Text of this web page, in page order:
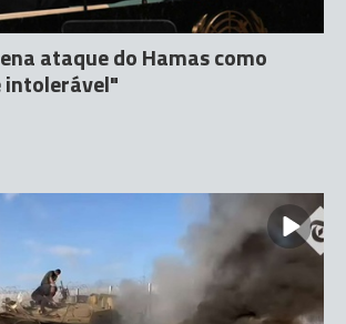
ataque do Hamas como
intolerável"